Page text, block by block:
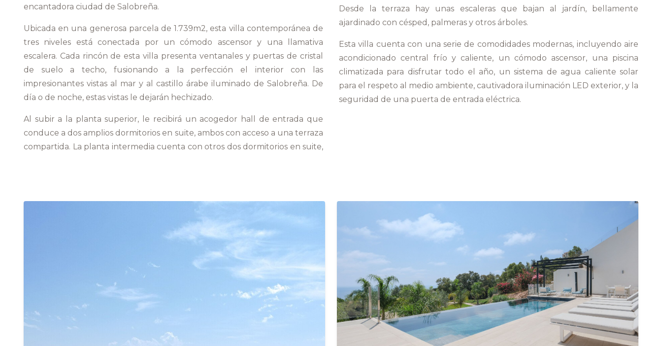
encantadora ciudad de Salobreña.
Ubicada en una generosa parcela de 1.739m2, esta villa contemporánea de
tres niveles está conectada por un cómodo ascensor y una llamativa
escalera. Cada rincón de esta villa presenta ventanales y puertas de cristal
de suelo a techo, fusionando a la perfección el interior con las
impresionantes vistas al mar y al castillo árabe iluminado de Salobreña. De
día o de noche, estas vistas le dejarán hechizado.
Al subir a la planta superior, le recibirá un acogedor hall de entrada que
conduce a dos amplios dormitorios en suite, ambos con acceso a una terraza
compartida. La planta intermedia cuenta con otros dos dormitorios en suite,
Desde la terraza hay unas escaleras que bajan al jardín, bellamente
ajardinado con césped, palmeras y otros árboles.
Esta villa cuenta con una serie de comodidades modernas, incluyendo aire
acondicionado central frío y caliente, un cómodo ascensor, una piscina
climatizada para disfrutar todo el año, un sistema de agua caliente solar
para el respeto al medio ambiente, cautivadora iluminación LED exterior, y la
seguridad de una puerta de entrada eléctrica.